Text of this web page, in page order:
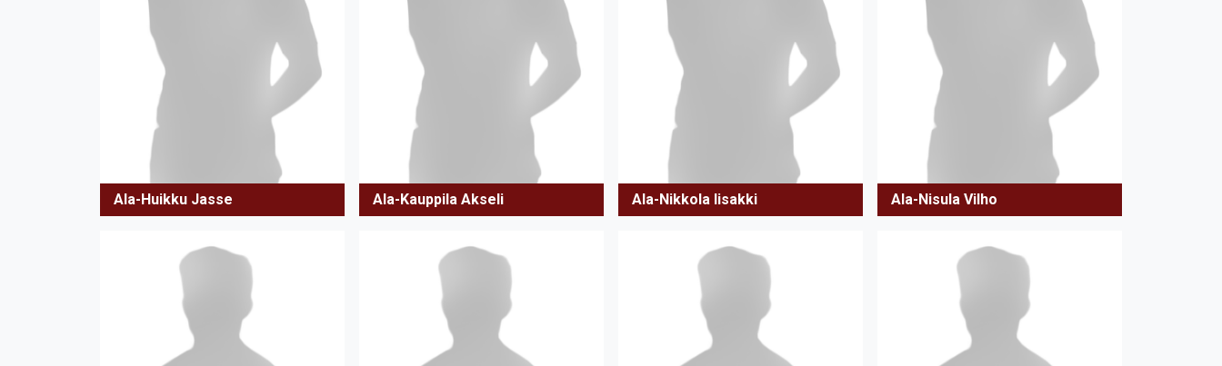
Ala-Huikku Jasse Ala-Kauppila Akseli Ala-Nikkola Iisakki Ala-Nisula Vilho